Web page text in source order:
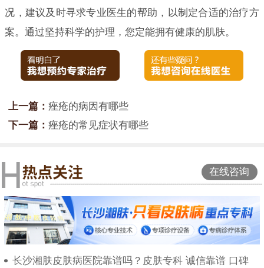
况，建议及时寻求专业医生的帮助，以制定合适的治疗方
案。通过坚持科学的护理，您定能拥有健康的肌肤。
上一篇： 痤疮的病因有哪些
下一篇： 痤疮的常见症状有哪些
在线咨询
长沙湘肤皮肤病医院靠谱吗？皮肤专科 诚信靠谱 口碑